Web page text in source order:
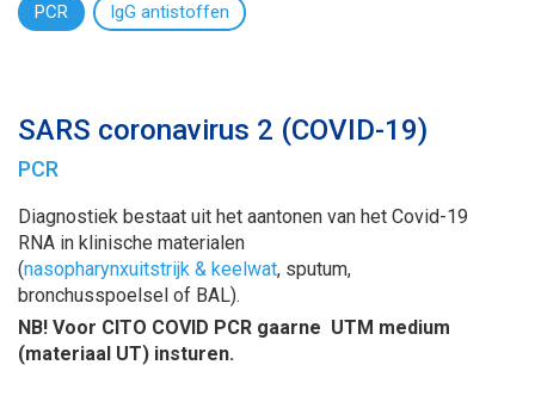
PCR IgG antistoffen
SARS coronavirus 2 (COVID-19)
PCR
Diagnostiek bestaat uit het aantonen van het Covid-19
RNA in klinische materialen
(nasopharynxuitstrijk & keelwat, sputum,
bronchusspoelsel of BAL).
NB! Voor CITO COVID PCR gaarne UTM medium
(materiaal UT) insturen.